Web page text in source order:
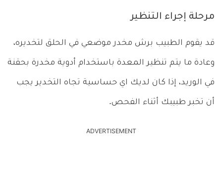
مرحلة إجراء التنظير
قد يقوم الطبيب برش مخدر موضعي في الحلق لتخديره،
وعادة ما يتم تنظير المعدة باستخدام أدوية مخدرة بحقنة
في الوريد، إذا كان لديك اي حساسية تجاه التخدير يجب
أن تخبر طبيبك أثناء الفحص.
ADVERTISEMENT